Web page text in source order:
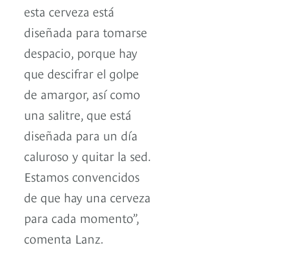
esta cerveza está
diseñada para tomarse
despacio, porque hay
que descifrar el golpe
de amargor, así como
una salitre, que está
diseñada para un día
caluroso y quitar la sed.
Estamos convencidos
de que hay una cerveza
para cada momento”,
comenta Lanz.